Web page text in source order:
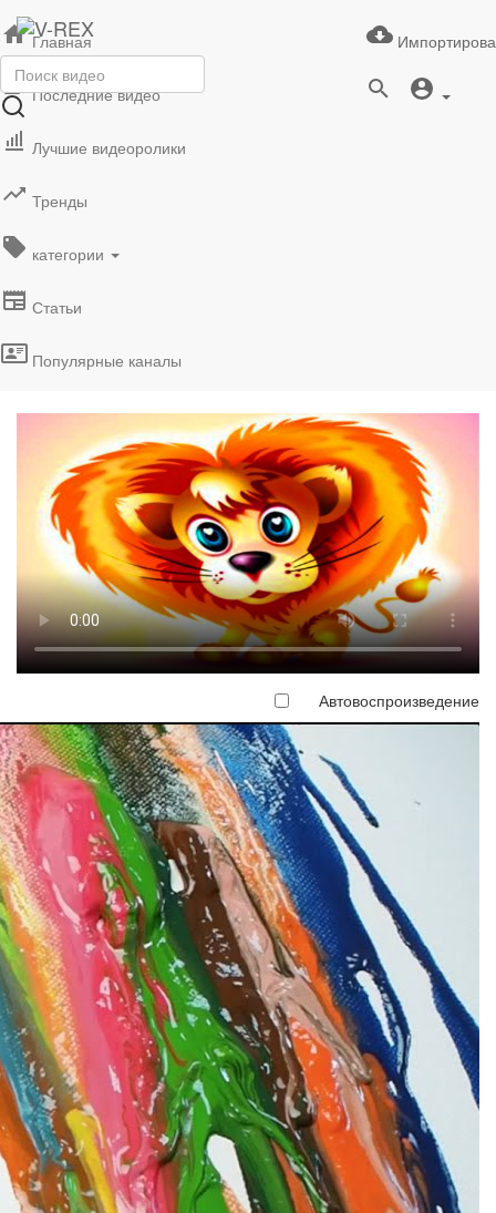
Главная
Последние видео
Лучшие видеоролики
Тренды
категории
Статьи
Популярные каналы
Автовоспроизведение